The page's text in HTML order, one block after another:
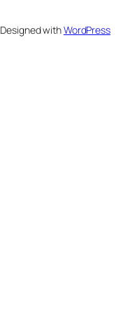
Designed withWordPress